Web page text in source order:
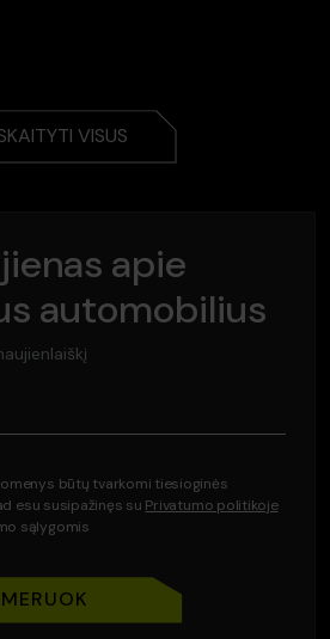
VISUS
apie
automobilius
būtų tvarkomi tiesioginės
esu susipažinęs su Privatumo politikoje
sąlygomis